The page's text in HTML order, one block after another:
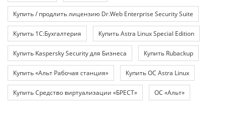
Купить / продлить лицензию Dr.Web Enterprise Security Suite
Купить 1С:Бухгалтерия Купить Astra Linux Special Edition
Купить Kaspersky Security для Бизнеса Купить Rubackup
Купить «Альт Рабочая станция» Купить ОС Astra Linux
Купить Средство виртуализации «БРЕСТ» ОС «Альт»